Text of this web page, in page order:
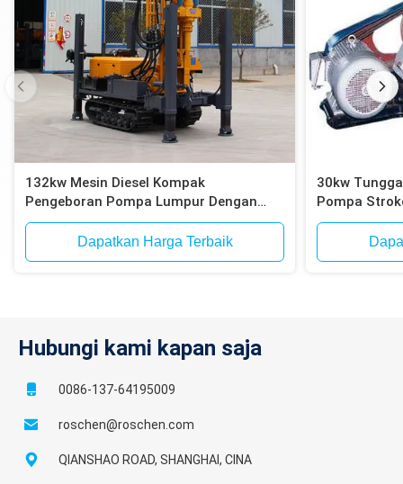
132kw Mesin Diesel Kompak
Pengeboran Pompa Lumpur Dengan
Motor Listrik
Dapatkan Harga Terbaik
30kw
Pompa
lumpur
Hubungi kami kapan saja
0086-137-64195009
roschen@roschen.com
QIANSHAO ROAD, SHANGHAI, CINA